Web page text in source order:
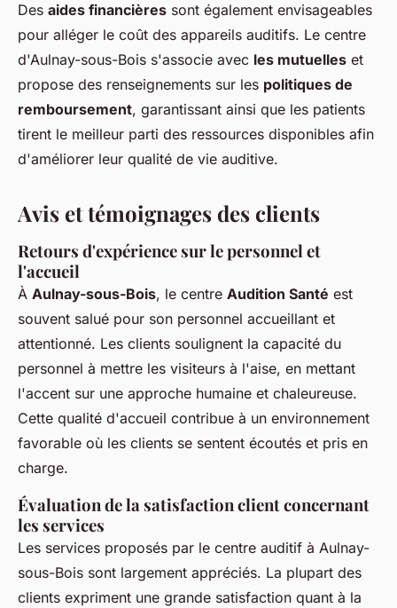
Des aides financières sont également envisageables
pour alléger le coût des appareils auditifs. Le centre
d'Aulnay-sous-Bois s'associe avec les mutuelles et
propose des renseignements sur les politiques de
remboursement, garantissant ainsi que les patients
tirent le meilleur parti des ressources disponibles afin
d'améliorer leur qualité de vie auditive.
Avis et témoignages des clients
Retours d'expérience sur le personnel et
l'accueil
À Aulnay-sous-Bois, le centre Audition Santé est
souvent salué pour son personnel accueillant et
attentionné. Les clients soulignent la capacité du
personnel à mettre les visiteurs à l'aise, en mettant
l'accent sur une approche humaine et chaleureuse.
Cette qualité d'accueil contribue à un environnement
favorable où les clients se sentent écoutés et pris en
charge.
Évaluation de la satisfaction client concernant
les services
Les services proposés par le centre auditif à Aulnay-
sous-Bois sont largement appréciés. La plupart des
clients expriment une grande satisfaction quant à la